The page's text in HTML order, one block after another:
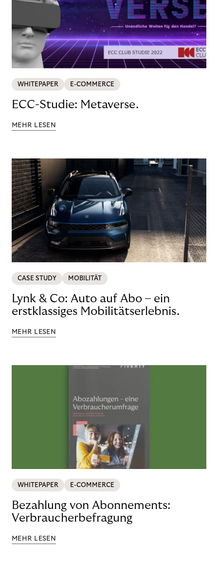
WHITEPAPER E-COMMERCE
ECC-Studie: Metaverse.
MEHR LESEN
CASE STUDY MOBILITÄT
Lynk & Co: Auto auf Abo – ein
erstklassiges Mobilitätserlebnis.
MEHR LESEN
WHITEPAPER E-COMMERCE
Bezahlung von Abonnements:
Verbraucherbefragung
MEHR LESEN